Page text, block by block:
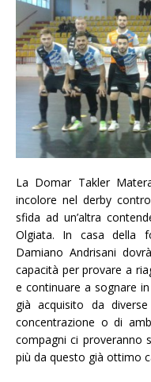
La Domar Takler
incolore nel derby
sfida ad un’altra
Olgiata. In casa della
Damiano Andrisani
capacità per provare a
e continuare a sognare
già acquisito da
concentrazione o di
compagni ci proveranno
più da questo già ottimo